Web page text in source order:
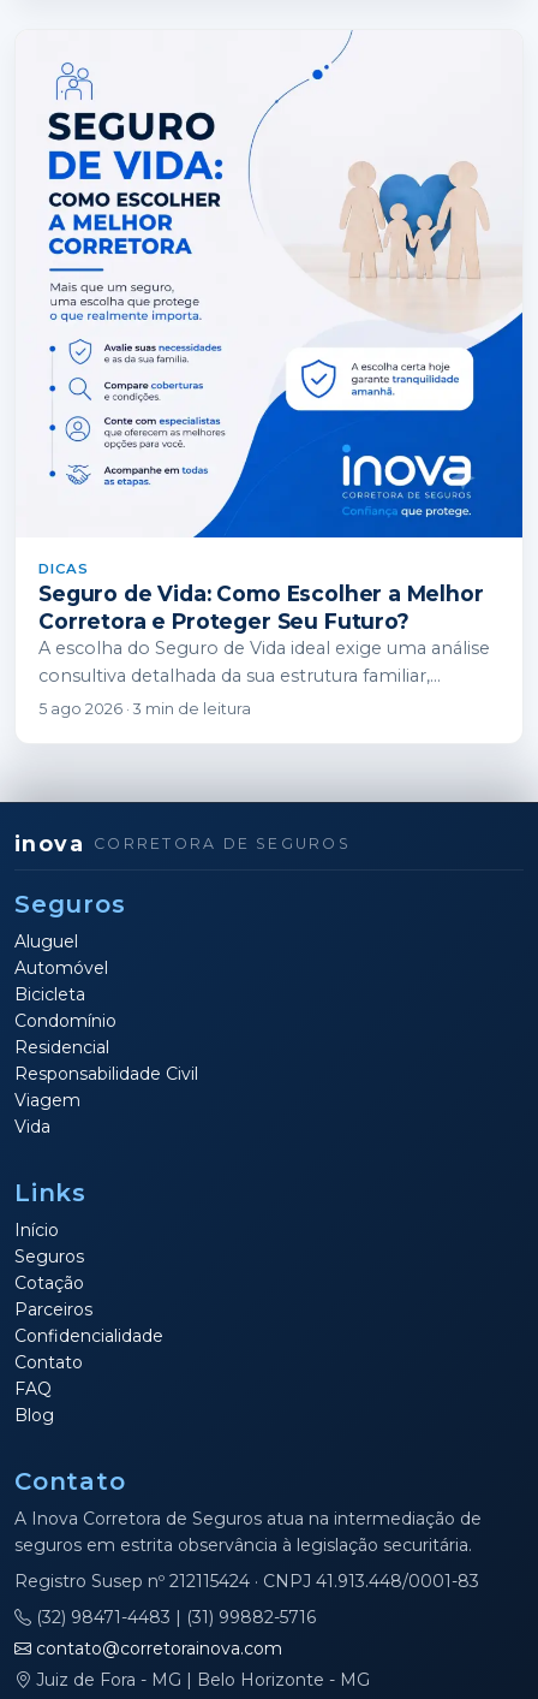
DICAS
Seguro de Vida: Como Escolher a Melhor
Corretora e Proteger Seu Futuro?
A escolha do Seguro de Vida ideal exige uma análise
consultiva detalhada da sua estrutura familiar,
financeira e patrimonial. Enquanto as seguradoras…
5 ago 2026 · 3 min de leitura
inova CORRETORA DE SEGUROS
Seguros
Aluguel
Automóvel
Bicicleta
Condomínio
Residencial
Responsabilidade Civil
Viagem
Vida
Links
Início
Seguros
Cotação
Parceiros
Confidencialidade
Contato
FAQ
Blog
Contato
A Inova Corretora de Seguros atua na intermediação de
seguros em estrita observância à legislação securitária.
Registro Susep nº 212115424 · CNPJ 41.913.448/0001-83
(32) 98471-4483 | (31) 99882-5716
contato@corretorainova.com
Juiz de Fora - MG | Belo Horizonte - MG